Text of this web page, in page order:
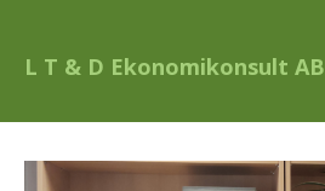
L T & D Ekonomikonsult AB